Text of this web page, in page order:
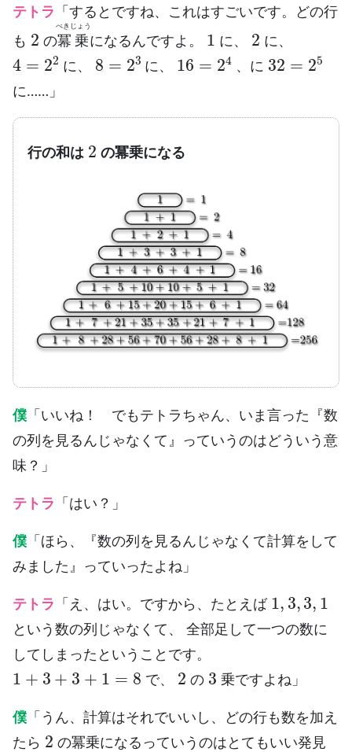
テトラ 「するとですね、これはすごいです。どの行
も
2
の冪乗
べきじょう
になるんですよ。
1
に、
2
に、
4= 2 2
に、
8 =23
に、
16 24
、に
32 5
に……」
行の和は
2
の冪乗になる
僕 「いいね！ でもテトラちゃん、いま言った『数
の列を見るんじゃなくて』っていうのはどういう意
味？」
テトラ 「はい？」
僕 「ほら、『数の列を見るんじゃなくて計算をして
みました』っていったよね」
テトラ 「え、はい。ですから、たとえば
という数の列じゃなくて、 全部足して一つの数に
してしまったということです。
1+ 3 +3+ 1=8
で、
2
の
乗ですよね」
僕 「うん、計算はそれでいいし、どの行も数を加え
たら
2
の冪乗になるっていうのはとてもいい発見